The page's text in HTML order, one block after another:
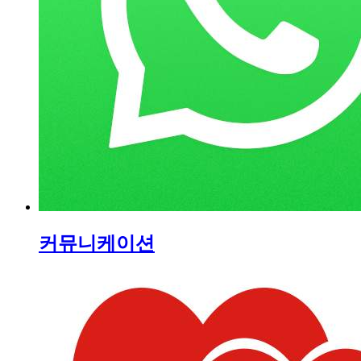
커뮤니케이션